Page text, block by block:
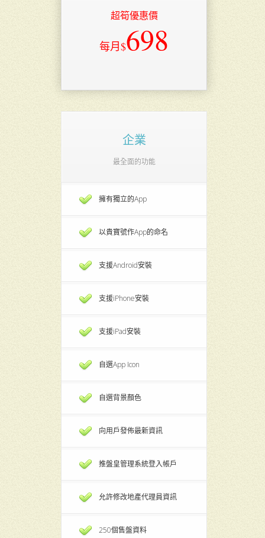
超筍優惠價
每月$698
企業
最全面的功能
擁有獨立的App
以貴寶號作App的命名
支援Android安裝
支援iPhone安裝
支援iPad安裝
自選App Icon
自選背景顏色
向用戶發佈最新資訊
推盤皇管理系統登入帳戶
允許修改地產代理員資訊
250個售盤資料